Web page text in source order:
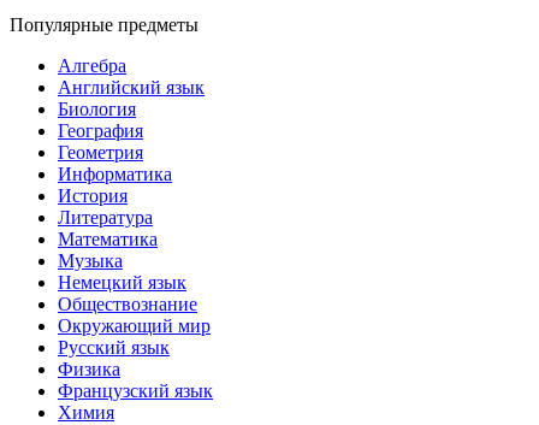
Популярные предметы
Алгебра
Английский язык
Биология
География
Геометрия
Информатика
История
Литература
Математика
Музыка
Немецкий язык
Обществознание
Окружающий мир
Русский язык
Физика
Французский язык
Химия